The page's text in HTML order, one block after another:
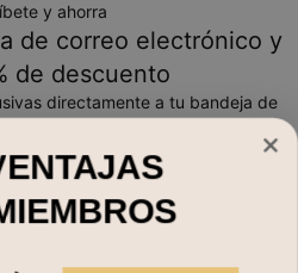
y ahorra
de correo electrónico y
de descuento
directamente a tu bandeja de